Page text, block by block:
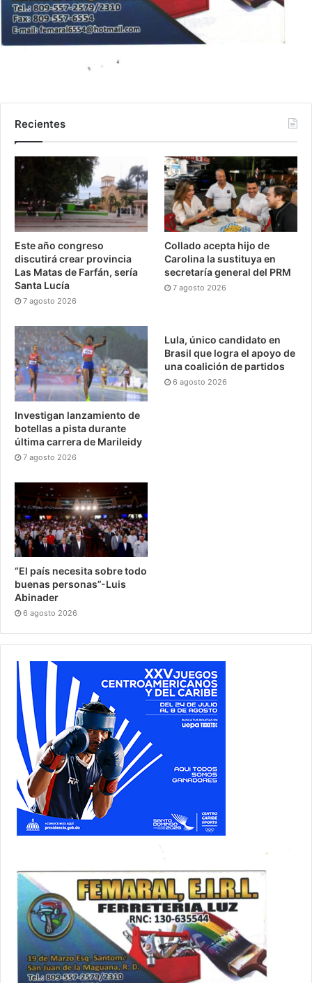
Recientes
Este año congreso
discutirá crear provincia
Las Matas de Farfán, sería
Santa Lucía
7 agosto 2026
Collado acepta hijo de
Carolina la sustituya en
secretaría general del PRM
7 agosto 2026
Investigan lanzamiento de
botellas a pista durante
última carrera de Marileidy
7 agosto 2026
Lula, único candidato en
Brasil que logra el apoyo de
una coalición de partidos
6 agosto 2026
“El país necesita sobre todo
buenas personas”-Luis
Abinader
6 agosto 2026